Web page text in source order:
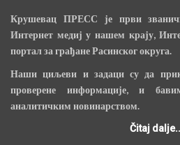
Крушевац ПРЕСС је први
Интернет медиј у нашем крају,
портал за грађане Расинског округа.
Наши циљеви и задаци су да
проверене информације, и
аналитичким новинарством.
Čitaj